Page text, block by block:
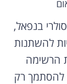
בנפאל,
להשתנות
הרשימה
להסתמך רק